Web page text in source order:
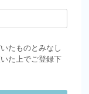
たものとみなし
た上でご登録下